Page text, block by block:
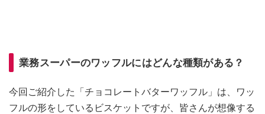
業務スーパーのワッフルにはどんな種類がある？
今回ご紹介した「チョコレートバターワッフル」は、ワッ
フルの形をしているビスケットですが、皆さんが想像する